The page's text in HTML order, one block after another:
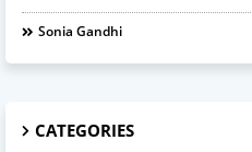
Sonia Gandhi
CATEGORIES